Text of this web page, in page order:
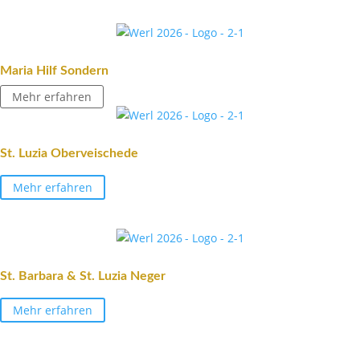
Maria Hilf Sondern
Mehr erfahren
St. Luzia Oberveischede
Mehr erfahren
St. Barbara & St. Luzia Neger
Mehr erfahren